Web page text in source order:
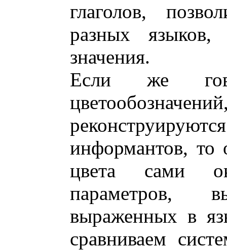
глаголов,
разных языков,
значения.
Если же
информантов, то
цвета сами
параметров,
выраженных в
сравниваем